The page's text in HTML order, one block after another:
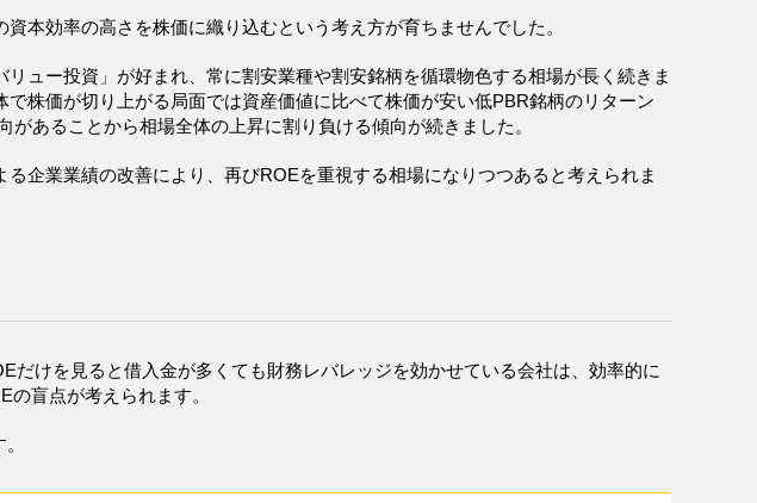
本効率の高さを株価に織り込むという考え方が育ちませんでした。
ュー投資」が好まれ、常に割安業種や割安銘柄を循環物色する相場が長く続きま
株価が切り上がる局面では資産価値に比べて株価が安い低PBR銘柄のリターン
あることから相場全体の上昇に割り負ける傾向が続きました。
企業業績の改善により、再びROEを重視する相場になりつつあると考えられま
だけを見ると借入金が多くても財務レバレッジを効かせている会社は、効率的に
盲点が考えられます。